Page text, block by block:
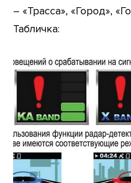
– «Трасса», «Город»,
Табличка: